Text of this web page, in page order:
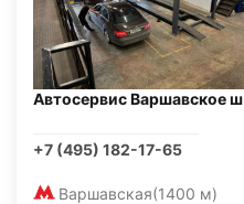
Автосервис Варшавское ш
+7 (495) 182-17-65
Варшавская(1400 м)